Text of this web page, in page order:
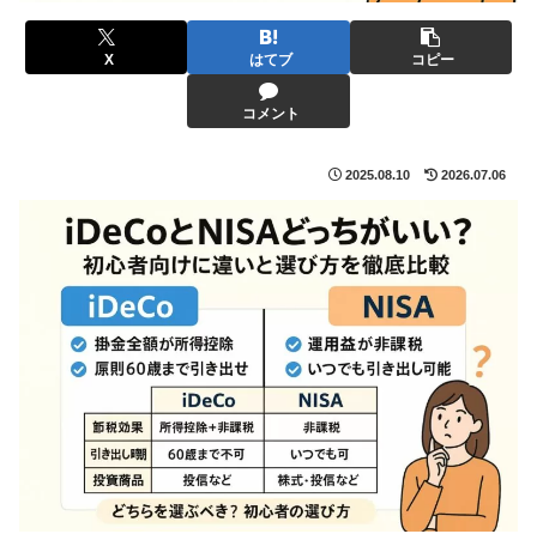
X はてブ コピー
コメント
2025.08.10 2026.07.06